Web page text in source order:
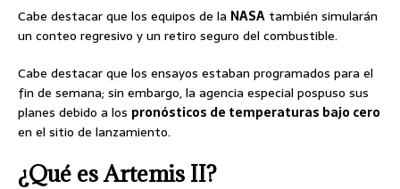
Cabe destacar que los equipos de la NASA también simularán
un conteo regresivo y un retiro seguro del combustible.
Cabe destacar que los ensayos estaban programados para el
fin de semana; sin embargo, la agencia especial pospuso sus
planes debido a los pronósticos de temperaturas bajo cero
en el sitio de lanzamiento.
¿Qué es Artemis II?